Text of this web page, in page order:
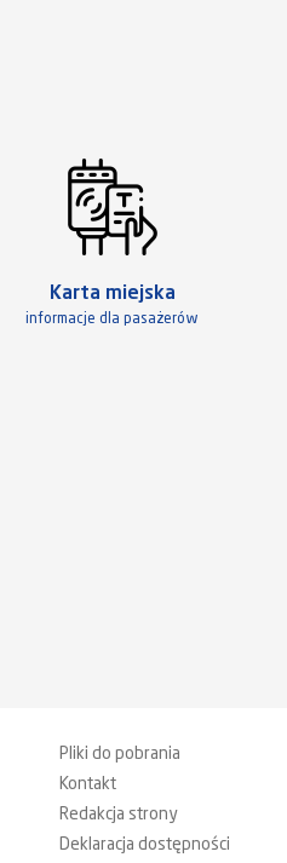
Karta miejska
informacje dla pasażerów
Pliki do pobrania
Kontakt
Redakcja strony
Deklaracja dostępności